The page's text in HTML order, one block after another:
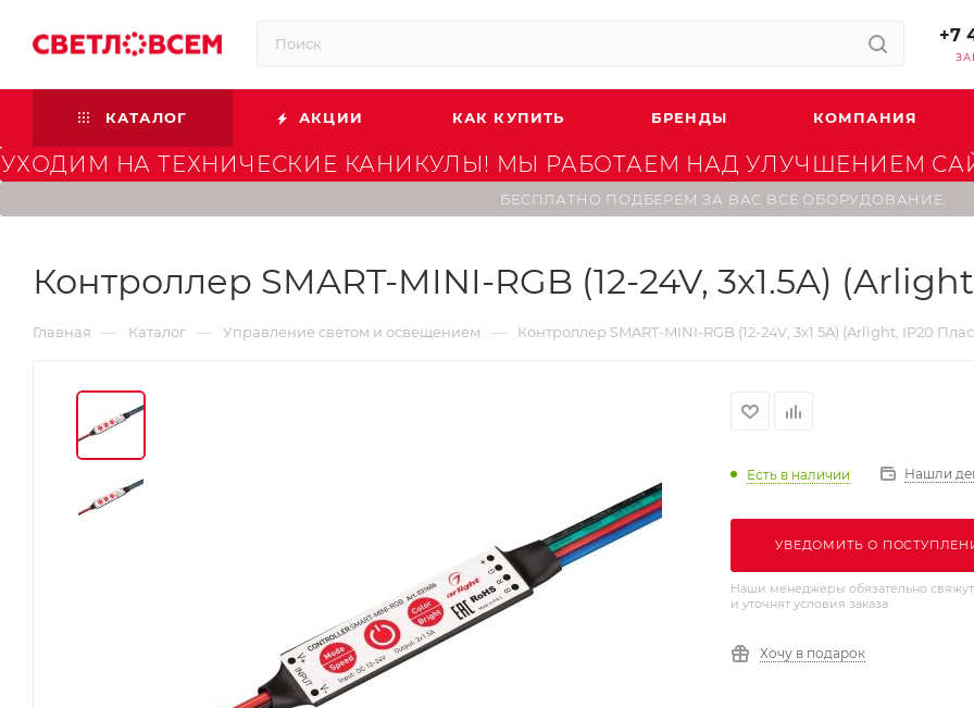
+7
КАТАЛОГ АКЦИИ КАК КУПИТЬ БРЕНДЫ КОМПАНИЯ
УХОДИМ НА ТЕХНИЧЕСКИЕ КАНИКУЛЫ! МЫ РАБОТАЕМ НАД УЛУЧШЕНИЕМ
БЕСПЛАТНО ПОДБЕРЕМ ЗА ВАС ВСЁ ОБОРУДОВАНИЕ.
Контроллер SMART-MINI-RGB (12-24V, 3x1.5A)
Главная — Каталог — Управление светом и освещением — Контроллер SMART-MINI-RGB (12-24V, 3x1.5A) (Arlight, IP20
Есть в наличии Нашли
УВЕДОМИТЬ О
Наши менеджеры обязательно
и уточнят условия заказа
Хочу в подарок